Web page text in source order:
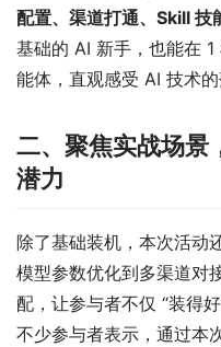
配置、渠道打通、Skill 技
基础的 AI 新手，也能在
能体，直观感受 AI 技术的
二、聚焦实战场景
潜力
除了基础装机，本次活动
模型参数优化到多渠道对
配，让参与者不仅 “装得好
不少参与者表示，通过本